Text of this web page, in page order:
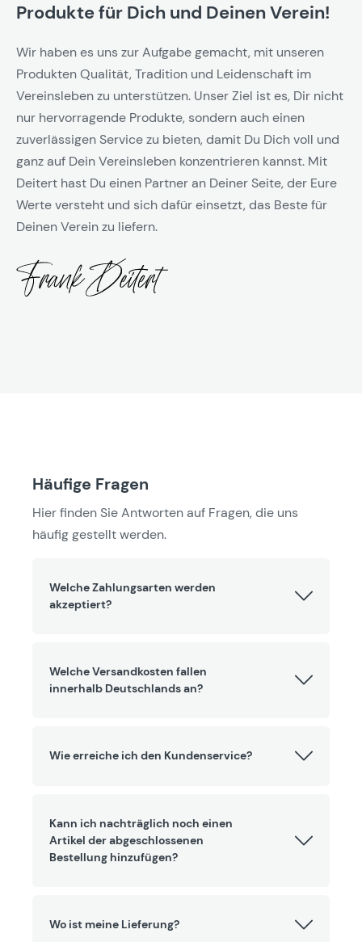
Produkte für Dich und Deinen Verein!
Wir haben es uns zur Aufgabe gemacht, mit unseren
Produkten Qualität, Tradition und Leidenschaft im
Vereinsleben zu unterstützen. Unser Ziel ist es, Dir nicht
nur hervorragende Produkte, sondern auch einen
zuverlässigen Service zu bieten, damit Du Dich voll und
ganz auf Dein Vereinsleben konzentrieren kannst. Mit
Deitert hast Du einen Partner an Deiner Seite, der Eure
Werte versteht und sich dafür einsetzt, das Beste für
Deinen Verein zu liefern.
Häufige Fragen
Hier finden Sie Antworten auf Fragen, die uns
häufig gestellt werden.
Welche Zahlungsarten werden
akzeptiert?
Welche Versandkosten fallen
innerhalb Deutschlands an?
Wie erreiche ich den Kundenservice?
Kann ich nachträglich noch einen
Artikel der abgeschlossenen
Bestellung hinzufügen?
Wo ist meine Lieferung?